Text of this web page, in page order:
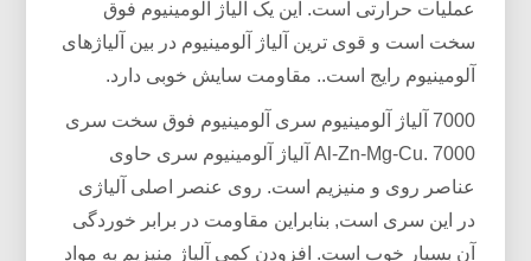
عملیات حرارتی است. این یک آلیاژ آلومینیوم فوق
سخت است و قوی ترین آلیاژ آلومینیوم در بین آلیاژهای
آلومینیوم رایج است.. مقاومت سایش خوبی دارد.
7000 آلیاژ آلومینیوم سری آلومینیوم فوق سخت سری
Al-Zn-Mg-Cu. 7000 آلیاژ آلومینیوم سری حاوی
عناصر روی و منیزیم است. روی عنصر اصلی آلیاژی
در این سری است, بنابراین مقاومت در برابر خوردگی
آن بسیار خوب است. افزودن کمی آلیاژ منیزیم به مواد